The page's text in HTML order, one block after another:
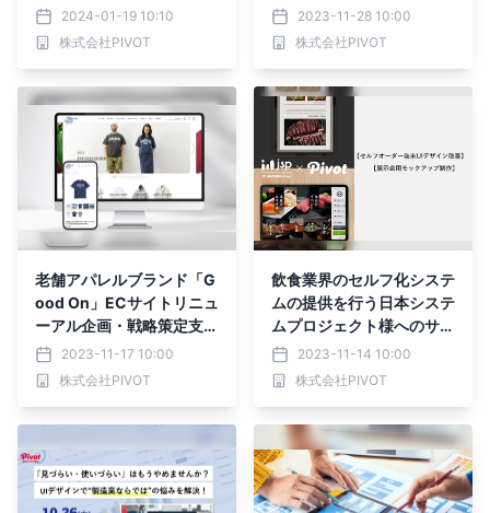
よる「＜無料＞ふんわり相
談室」を開設！
2024-01-19 10:10
株式会社PIVOT
資料を公開
2023-11-28 10:00
株式会社PIVOT
老舗アパレルブランド「G
ood On」ECサイトリニュ
ーアル企画・戦略策定支援
の実績を公開
2023-11-17 10:00
株式会社PIVOT
飲食業界のセルフ化システ
ムの提供を行う日本システ
ムプロジェクト様へのサー
ビス支援の実績を公開
2023-11-14 10:00
株式会社PIVOT